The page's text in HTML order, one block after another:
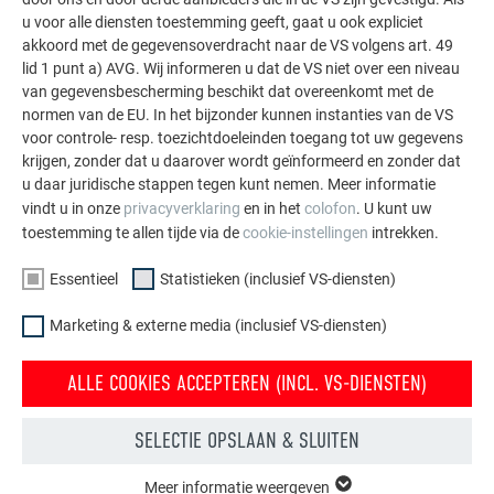
gevel.
MEER REFERENTIES BEKIJKEN
u voor alle diensten toestemming geeft, gaat u ook expliciet
akkoord met de gegevensoverdracht naar de VS volgens art. 49
lid 1 punt a) AVG. Wij informeren u dat de VS niet over een niveau
van gegevensbescherming beschikt dat overeenkomt met de
normen van de EU. In het bijzonder kunnen instanties van de VS
voor controle- resp. toezichtdoeleinden toegang tot uw gegevens
krijgen, zonder dat u daarover wordt geïnformeerd en zonder dat
u daar juridische stappen tegen kunt nemen. Meer informatie
vindt u in onze privacyverklaring en in het colofon. U kunt uw
toestemming te allen tijde via decookie-instellingen intrekken.
Essentieel Statistieken (inclusief VS-diensten)
Marketing & externe media (inclusief VS-diensten)
ALLE COOKIES ACCEPTEREN (INCL. VS-DIENSTEN)
SELECTIE OPSLAAN & SLUITEN
Meer informatie weergeven